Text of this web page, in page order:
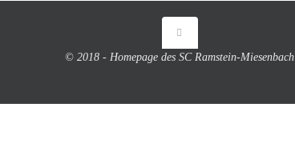
© 2018 - Homepage des SC Ramstein-Miesenbach